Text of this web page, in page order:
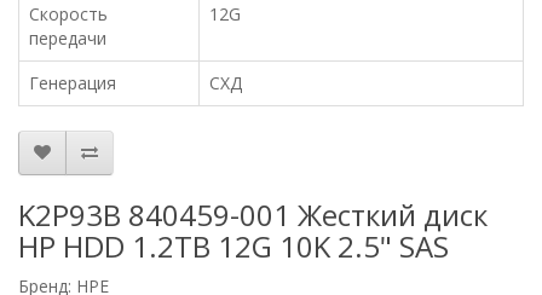
Скорость
передачи
12G
Генерация СХД
K2P93B 840459-001 Жесткий диск
HP HDD 1.2TB 12G 10K 2.5" SAS
Бренд: HPE